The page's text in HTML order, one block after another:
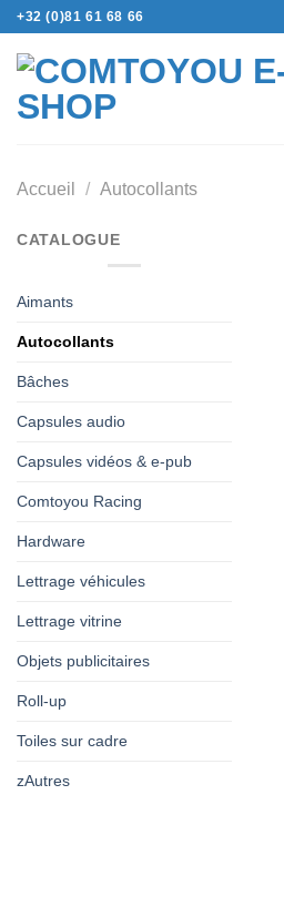
Passer
contenu
+32 (0)81 61 68 66
Accueil / Autocollants
CATALOGUE
Aimants
Autocollants
Bâches
Capsules audio
Capsules vidéos & e-pub
Comtoyou Racing
Hardware
Lettrage véhicules
Lettrage vitrine
Objets publicitaires
Roll-up
Toiles sur cadre
zAutres